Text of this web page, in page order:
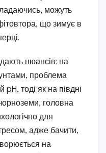
можуть
що зимує в
нюансів: на
проблема
тоді як на півдні
головна
для
адже бачити,
на